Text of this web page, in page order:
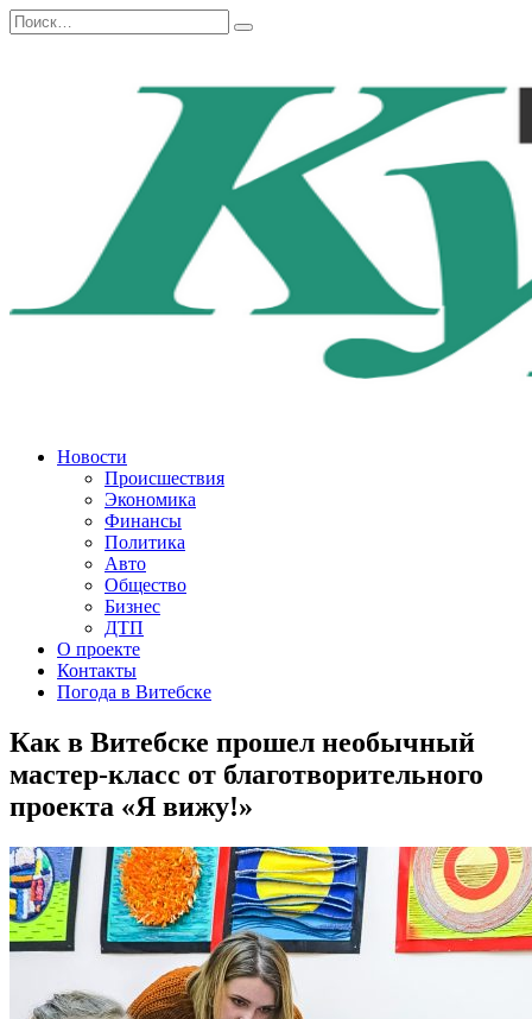
Перейти
к
Search
for:
Новости
Происшествия
Экономика
Финансы
Политика
Авто
Общество
Бизнес
ДТП
О проекте
Контакты
Погода в Витебске
Как в Витебске прошел необычный
мастер-класс от благотворительного
проекта «Я вижу!»